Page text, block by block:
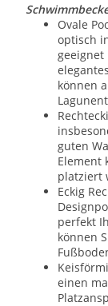
Ovale
optisch
geeignet
können
guten
Element
platziert
Eckig
perfekt
können
einen